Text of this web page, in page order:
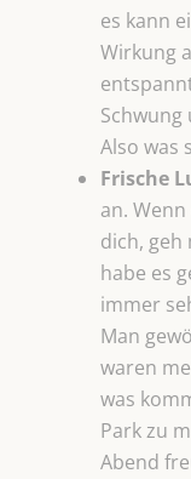
es kann
Wirkung
Also was
Frische
an.
dich, geh
habe es
immer
Man
waren
was
Park zu
Abend